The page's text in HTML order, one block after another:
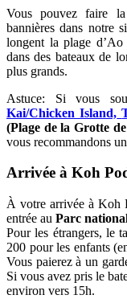
Vous pouvez faire
bannières dans notre
longent la plage
dans des bateaux de
plus grands.
Astuce: Si vous
Kai/Chicken Island,
(Plage de la Grotte
vous recommandons
Arrivée à Koh
À votre arrivée à Koh
entrée au Parc
Pour les étrangers, le
200 pour les enfants
Vous paierez à un
Si vous avez pris le
environ vers 15h.